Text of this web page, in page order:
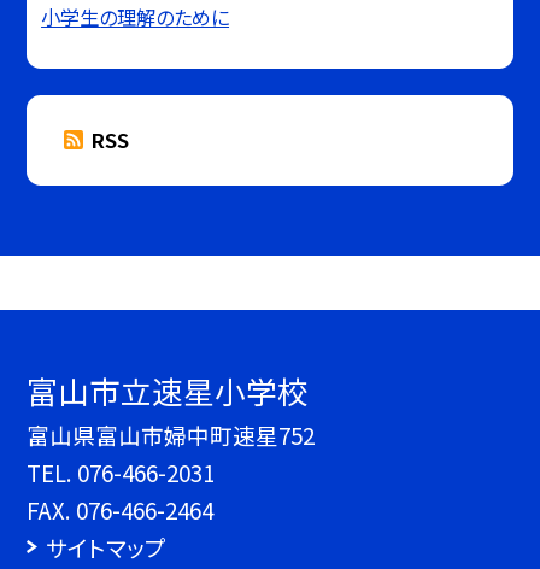
小学生の理解のために
RSS
富山市立速星小学校
富山県富山市婦中町速星752
TEL. 076-466-2031
FAX. 076-466-2464
サイトマップ